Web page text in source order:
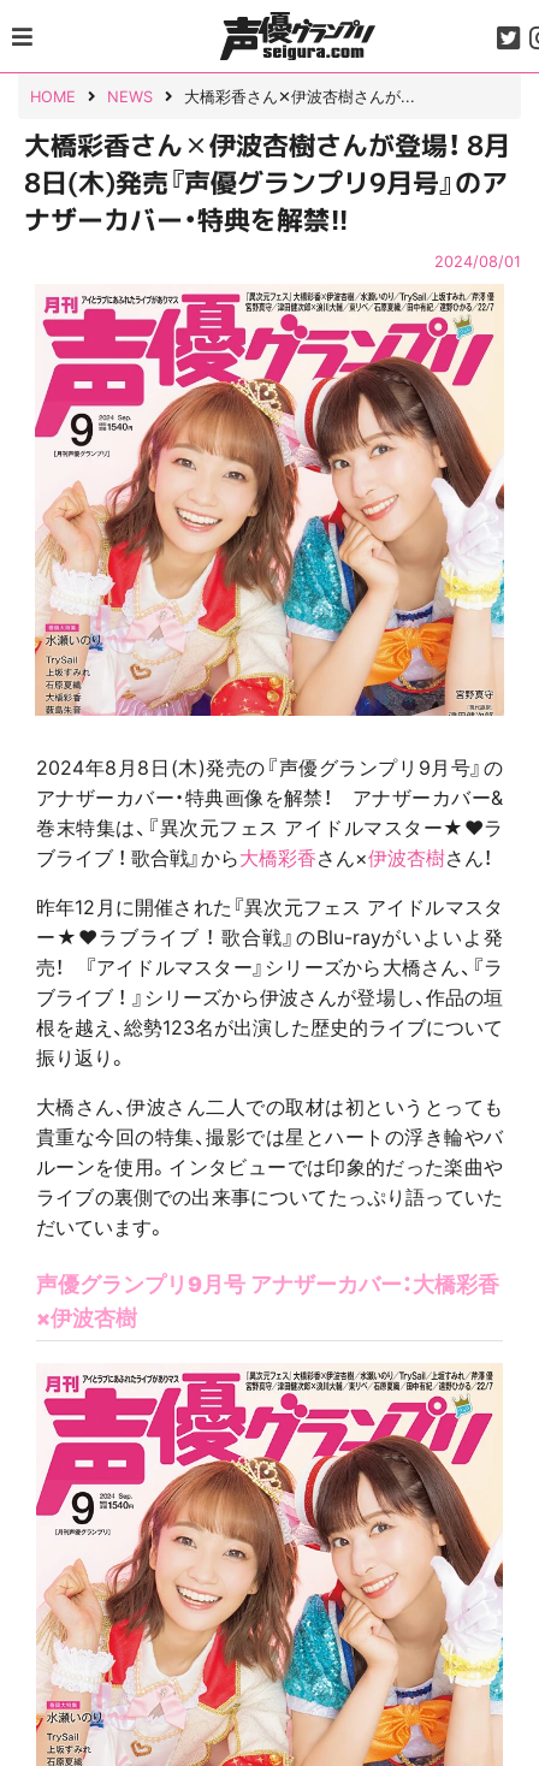
to
content
HOME NEWS 大橋彩香さん✕伊波杏樹さんが...
大橋彩香さん✕伊波杏樹さんが登場！ 8月
8日(木)発売『声優グランプリ9月号』のア
ナザーカバー・特典を解禁!!
2024/08/01
2024年8月8日(木)発売の『声優グランプリ9月号』の
アナザーカバー・特典画像を解禁！ アナザーカバー&
巻末特集は、『異次元フェス アイドルマスター★♥ラ
ブライブ ！ 歌合戦』から大橋彩香さん×伊波杏樹さん！
昨年12月に開催された『異次元フェス アイドルマスタ
ー★♥ラブライブ ！ 歌合戦』のBlu-rayがいよいよ発
売！ 『アイドルマスター』シリーズから大橋さん、『ラ
ブライブ ！ 』シリーズから伊波さんが登場し、作品の垣
根を越え、総勢123名が出演した歴史的ライブについて
振り返り。
大橋さん、伊波さん二人での取材は初というとっても
貴重な今回の特集、撮影では星とハートの浮き輪やバ
ルーンを使用。インタビューでは印象的だった楽曲や
ライブの裏側での出来事についてたっぷり語っていた
だいています。
声優グランプリ9月号 アナザーカバー：大橋彩香
×伊波杏樹